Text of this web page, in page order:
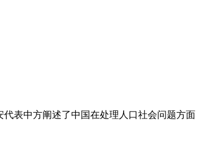
表中方阐述了中国在处理人口社会问题方面